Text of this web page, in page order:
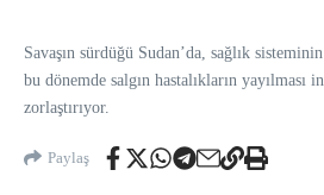
Savaşın sürdüğü Sudan’da, sağlık
bu dönemde salgın hastalıkların yayılması
zorlaştırıyor.
Paylaş